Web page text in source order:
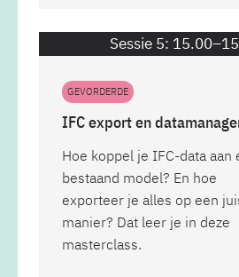
Sessie 5:
GEVORDERDE
IFC export en
Hoe koppel je IFC-data aan
bestaand model? En hoe
exporteer je alles op een
manier? Dat leer je in deze
masterclass.